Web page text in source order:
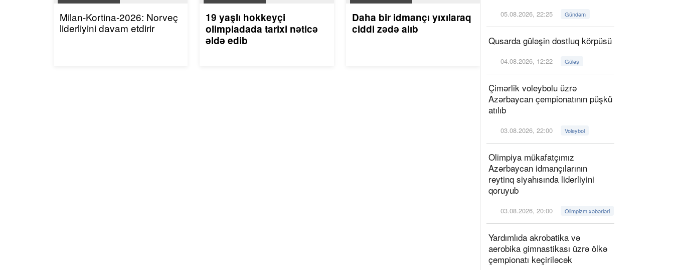
Milan-Kortina-2026: Norveç
liderliyini davam etdirir
19 yaşlı hokkeyçi
olimpiadada tarixi nəticə
əldə edib
Daha bir idmançı yıxılaraq
ciddi zədə alıb
05.08.2026, 22:25 Gündəm
Qusarda güləşin dostluq körpüsü
04.08.2026, 12:22 Güləş
Çimərlik voleybolu üzrə
Azərbaycan çempionatının püşkü
atılıb
03.08.2026, 22:00 Voleybol
Olimpiya mükafatçımız
Azərbaycan idmançılarının
reytinq siyahısında liderliyini
qoruyub
03.08.2026, 20:00 Olimpizm xəbərləri
Yardımlıda akrobatika və
aerobika gimnastikası üzrə ölkə
çempionatı keçiriləcək